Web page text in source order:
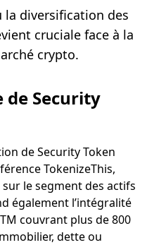
la diversification des
cruciale face à la
crypto.
de Security
de Security Token
TokenizeThis,
le segment des actifs
également l’intégralité
couvrant plus de 800
dette ou